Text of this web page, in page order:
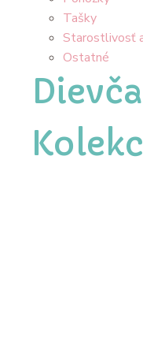
Tašky
Starostlivosť
Ostatné